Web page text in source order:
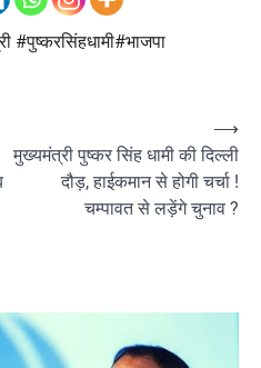
#पुष्करसिंहधामी#भाजपा
मुख्यमंत्री पुष्कर सिंह धामी की दिल्ली
दौड़, हाईकमान से होगी चर्चा !
चम्पावत से लड़ेंगे चुनाव ?
⟶